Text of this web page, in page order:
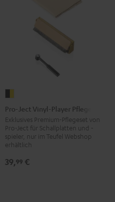
Ject
Vinyl-
Player
Pflegeset
/
Pro-Ject Vinyl-Player Pflegeset
Exklusives Premium-Pflegeset von
Pro-Ject für Schallplatten und -
spieler, nur im Teufel Webshop
erhältlich
39,99 €